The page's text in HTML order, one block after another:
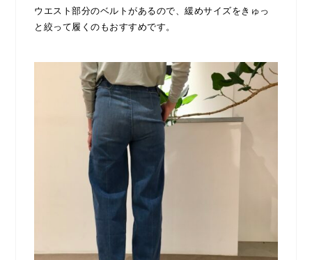
ウエスト部分のベルトがあるので、緩めサイズをきゅっ
と絞って履くのもおすすめです。